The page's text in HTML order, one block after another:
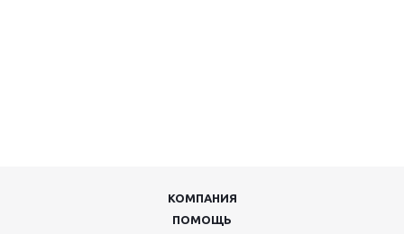
КОМПАНИЯ
ПОМОЩЬ